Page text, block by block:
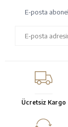
E-posta
Ücretsiz Kargo